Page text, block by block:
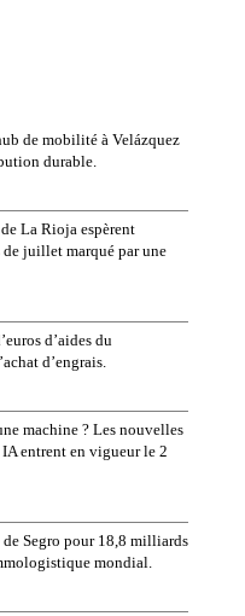
de mobilité à Velázquez
durable.
La Rioja espèrent
juillet marqué par une
d’aides du
d’engrais.
machine ? Les nouvelles
entrent en vigueur le 2
Segro pour 18,8 milliards
mondial.